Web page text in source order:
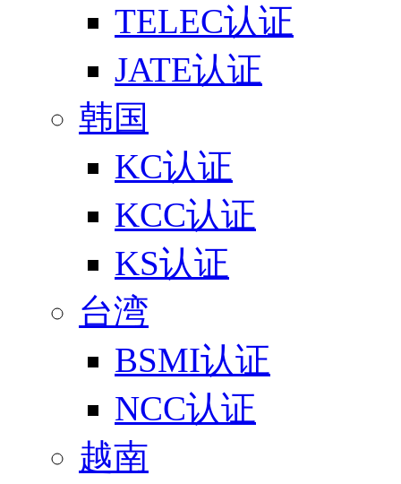
TELEC认证
JATE认证
韩国
KC认证
KCC认证
KS认证
台湾
BSMI认证
NCC认证
越南